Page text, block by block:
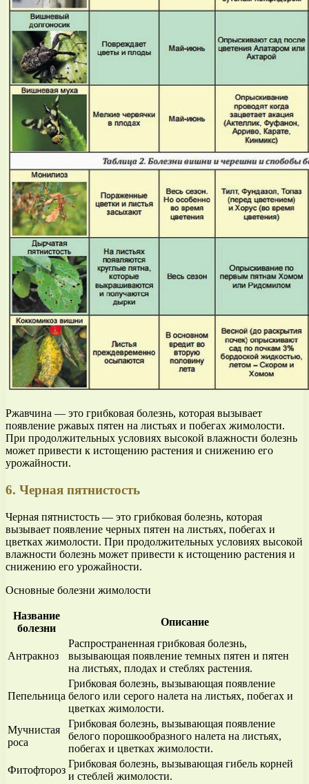
Ржавчина — это грибковая болезнь, которая вызывает
появление ржавых пятен на листьях и побегах жимолости.
При продолжительных условиях высокой влажности болезнь
может привести к истощению растения и снижению его
урожайности.
6. Черная пятнистость
Черная пятнистость — это грибковая болезнь, которая
вызывает появление черных пятен на листьях, побегах и
цветках жимолости. При продолжительных условиях высокой
влажности болезнь может привести к истощению растения и
снижению его урожайности.
Основные болезни жимолости
Название
болезни
Описание
Антракноз
Распространенная грибковая болезнь,
вызывающая появление темных пятен и пятен
на листьях, плодах и стеблях растения.
Пепельница
Грибковая болезнь, вызывающая появление
белого или серого налета на листьях, побегах и
цветках жимолости.
Мучнистая
роса
Грибковая болезнь, вызывающая появление
белого порошкообразного налета на листьях,
побегах и цветках жимолости.
Фитофтороз
Грибковая болезнь, вызывающая гибель корней
и стеблей жимолости.